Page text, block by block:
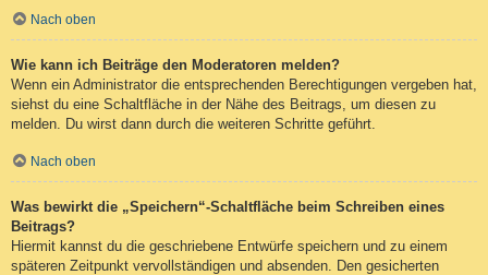
Nach oben
Wie kann ich Beiträge den Moderatoren melden?
Wenn ein Administrator die entsprechenden Berechtigungen vergeben hat,
siehst du eine Schaltfläche in der Nähe des Beitrags, um diesen zu
melden. Du wirst dann durch die weiteren Schritte geführt.
Nach oben
Was bewirkt die „Speichern“-Schaltfläche beim Schreiben eines
Beitrags?
Hiermit kannst du die geschriebene Entwürfe speichern und zu einem
späteren Zeitpunkt vervollständigen und absenden. Den gesicherten